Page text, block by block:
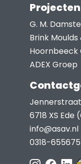
Projecten
G. M.
Brink
Hoornbeeck
ADEX Groep
Jennerstraat
6718 XS Ede
info@asav.nl
0318-655675